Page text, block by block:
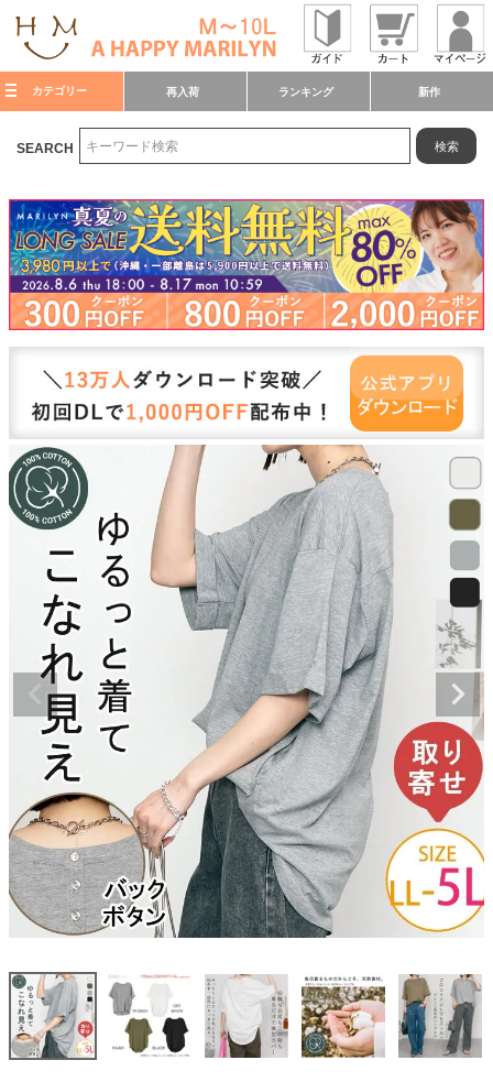
カテゴリー 再入荷 ランキング 新作
SEARCH 検索